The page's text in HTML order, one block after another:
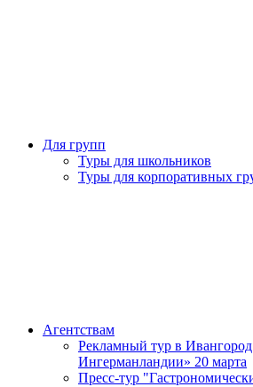
Для групп
Туры для школьников
Туры для корпоративных
Агентствам
Рекламный тур в
Ингерманландии» 20 марта
Пресс-тур